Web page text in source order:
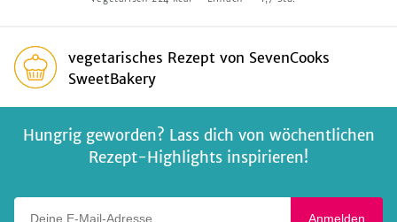
vegetarisches Rezept von SevenCooks
SweetBakery
Hungrig geworden? Lass dich von wöchentlichen
Rezept-Highlights inspirieren!
Anmelden